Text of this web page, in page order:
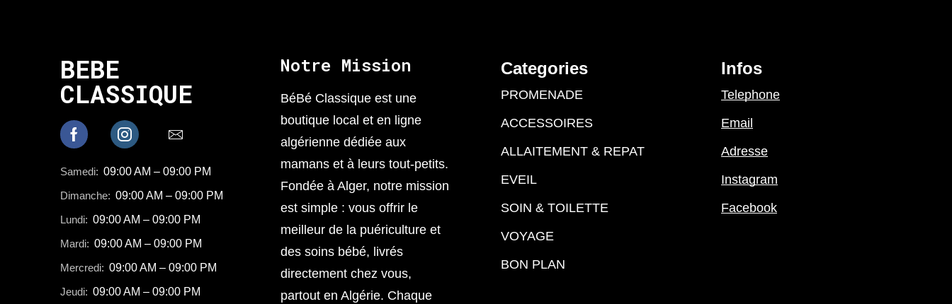
BEBE
CLASSIQUE
Samedi: 09:00 AM – 09:00 PM
Dimanche: 09:00 AM – 09:00 PM
Lundi: 09:00 AM – 09:00 PM
Mardi: 09:00 AM – 09:00 PM
Mercredi: 09:00 AM – 09:00 PM
Jeudi: 09:00 AM – 09:00 PM
Notre Mission
BéBé Classique est une
boutique local et en ligne
algérienne dédiée aux
mamans et à leurs tout-petits.
Fondée à Alger, notre mission
est simple : vous offrir le
meilleur de la puériculture et
des soins bébé, livrés
directement chez vous,
partout en Algérie. Chaque
Categories
PROMENADE
ACCESSOIRES
ALLAITEMENT & REPAT
EVEIL
SOIN & TOILETTE
VOYAGE
BON PLAN
Infos
Telephone
Email
Adresse
Instagram
Facebook